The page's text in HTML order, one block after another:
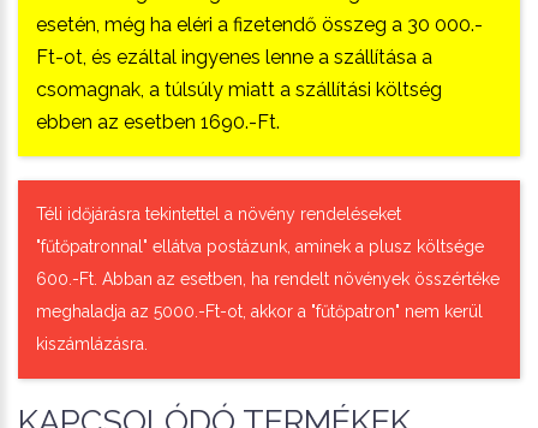
esetén, még ha eléri a fizetendő összeg a 30 000.-
Ft-ot, és ezáltal ingyenes lenne a szállítása a
csomagnak, a túlsúly miatt a szállítási költség
ebben az esetben 1690.-Ft.
Téli időjárásra tekintettel a növény rendeléseket
"fűtőpatronnal" ellátva postázunk, aminek a plusz költsége
600.-Ft. Abban az esetben, ha rendelt növények összértéke
meghaladja az 5000.-Ft-ot, akkor a "fűtőpatron" nem kerül
kiszámlázásra.